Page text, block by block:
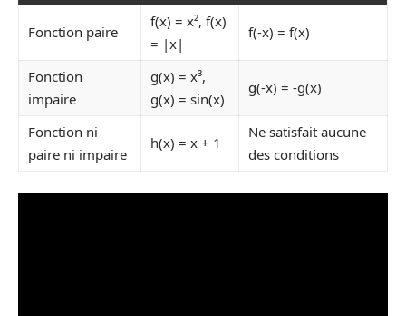
Fonction paire
f(x) = x², f(x)
= |x|
f(-x) = f(x)
Fonction
impaire
g(x) = x³,
g(x) = sin(x)
g(-x) = -g(x)
Fonction ni
paire ni impaire
h(x) = x + 1
Ne satisfait aucune
des conditions